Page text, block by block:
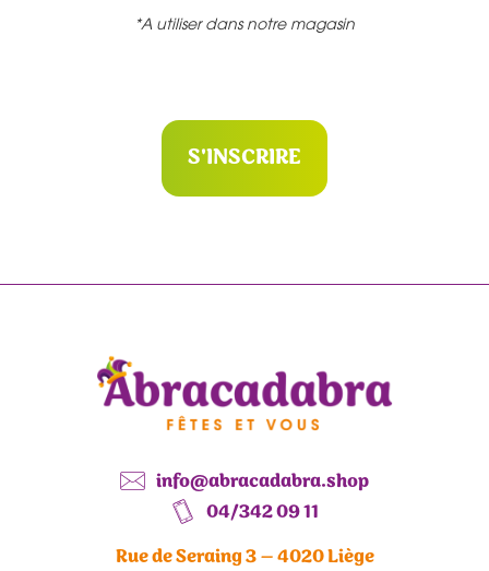
*A utiliser dans notre magasin
S'INSCRIRE
info@abracadabra.shop
04/342 09 11
Rue de Seraing 3 – 4020 Liège